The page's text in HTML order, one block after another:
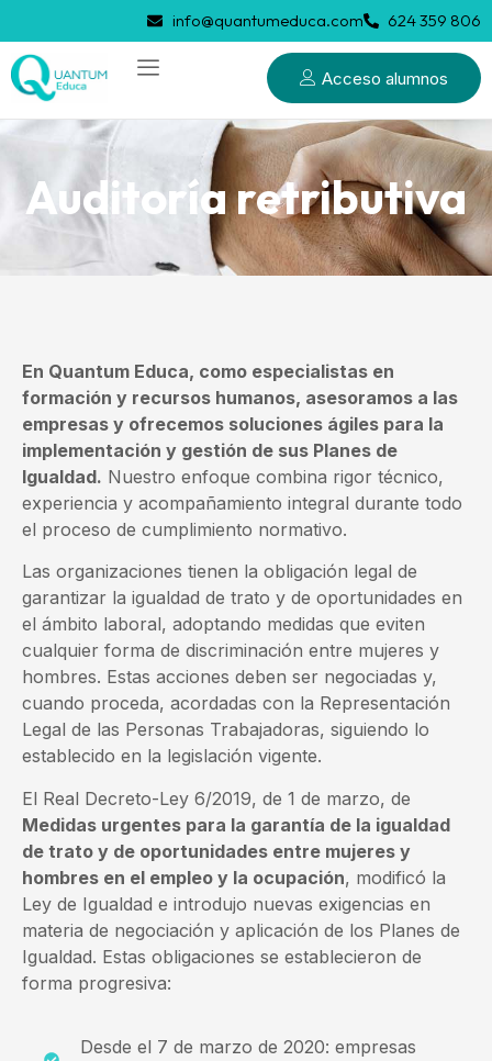
info@quantumeduca.com 624 359 806
Acceso alumnos
Auditoría retributiva
En Quantum Educa, como especialistas en
formación y recursos humanos, asesoramos a las
empresas y ofrecemos soluciones ágiles para la
implementación y gestión de sus Planes de
Igualdad. Nuestro enfoque combina rigor técnico,
experiencia y acompañamiento integral durante todo
el proceso de cumplimiento normativo.
Las organizaciones tienen la obligación legal de
garantizar la igualdad de trato y de oportunidades en
el ámbito laboral, adoptando medidas que eviten
cualquier forma de discriminación entre mujeres y
hombres. Estas acciones deben ser negociadas y,
cuando proceda, acordadas con la Representación
Legal de las Personas Trabajadoras, siguiendo lo
establecido en la legislación vigente.
El Real Decreto-Ley 6/2019, de 1 de marzo, de
Medidas urgentes para la garantía de la igualdad
de trato y de oportunidades entre mujeres y
hombres en el empleo y la ocupación, modificó la
Ley de Igualdad e introdujo nuevas exigencias en
materia de negociación y aplicación de los Planes de
Igualdad. Estas obligaciones se establecieron de
forma progresiva:
Desde el 7 de marzo de 2020: empresas